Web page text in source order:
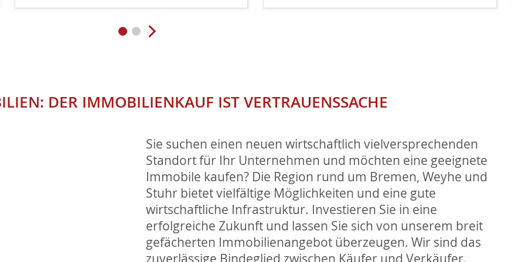
DER IMMOBILIENKAUF IST VERTRAUENSSACHE
Sie suchen einen neuen wirtschaftlich vielversprechenden
Standort für Ihr Unternehmen und möchten eine geeignete
Immobile kaufen? Die Region rund um Bremen, Weyhe und
Stuhr bietet vielfältige Möglichkeiten und eine gute
wirtschaftliche Infrastruktur. Investieren Sie in eine
erfolgreiche Zukunft und lassen Sie sich von unserem breit
gefächerten Immobilienangebot überzeugen. Wir sind das
zuverlässige Bindeglied zwischen Käufer und Verkäufer.